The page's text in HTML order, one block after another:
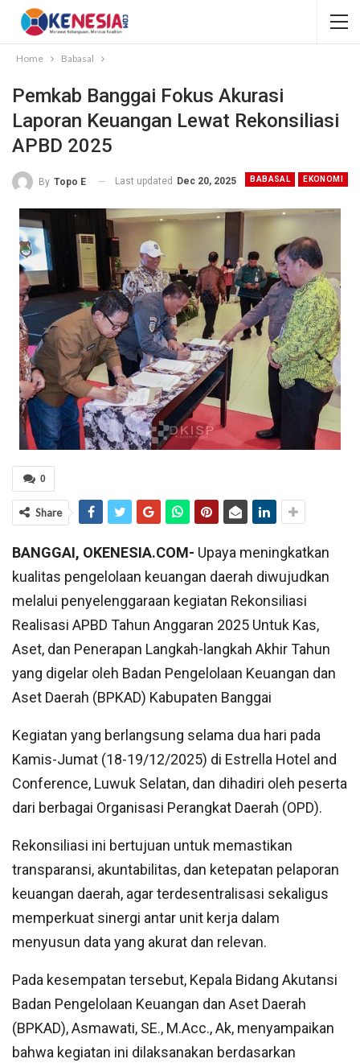
Home Babasal
Pemkab Banggai Fokus Akurasi
Laporan Keuangan Lewat Rekonsiliasi
APBD 2025
BABASAL EKONOMI
By Topo E Last updated Dec 20, 2025
0
Share
BANGGAI, OKENESIA.COM- Upaya meningkatkan
kualitas pengelolaan keuangan daerah diwujudkan
melalui penyelenggaraan kegiatan Rekonsiliasi
Realisasi APBD Tahun Anggaran 2025 Untuk Kas,
Aset, dan Penerapan Langkah-langkah Akhir Tahun
yang digelar oleh Badan Pengelolaan Keuangan dan
Aset Daerah (BPKAD) Kabupaten Banggai
Kegiatan yang berlangsung selama dua hari pada
Kamis-Jumat (18-19/12/2025) di Estrella Hotel and
Conference, Luwuk Selatan, dan dihadiri oleh peserta
dari berbagai Organisasi Perangkat Daerah (OPD).
Rekonsiliasi ini bertujuan untuk memastikan
transparansi, akuntabilitas, dan ketepatan pelaporan
keuangan daerah, agar terdesentralisasi sekaligus
memperkuat sinergi antar unit kerja dalam
menyusun data yang akurat dan relevan.
Pada kesempatan tersebut, Kepala Bidang Akutansi
Badan Pengelolaan Keuangan dan Aset Daerah
(BPKAD), Asmawati, SE., M.Acc., Ak, menyampaikan
bahwa kegiatan ini dilaksanakan berdasarkan